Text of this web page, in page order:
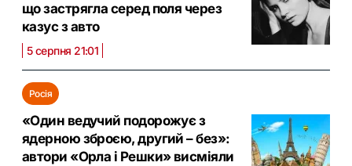
що застрягла серед поля через
казус з авто
5 серпня 21:01
Росія
«Один ведучий подорожує з
ядерною зброєю, другий – без»:
автори «Орла і Решки» висміяли